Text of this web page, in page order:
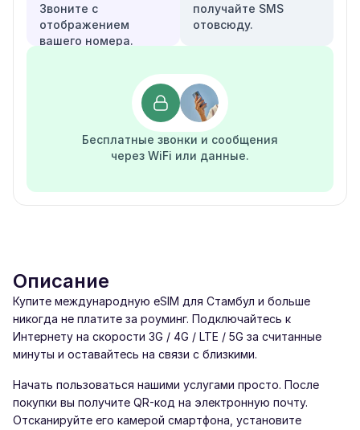
Звоните с
отображением
вашего номера.
получайте SMS
отовсюду.
Бесплатные звонки и сообщения
через WiFi или данные.
Описание
Купите международную eSIM для Стамбул и больше
никогда не платите за роуминг. Подключайтесь к
Интернету на скорости 3G / 4G / LTE / 5G за считанные
минуты и оставайтесь на связи с близкими.
Начать пользоваться нашими услугами просто. После
покупки вы получите QR-код на электронную почту.
Отсканируйте его камерой смартфона, установите